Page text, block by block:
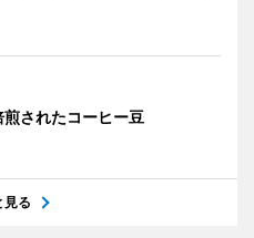
されたコーヒー豆
見る